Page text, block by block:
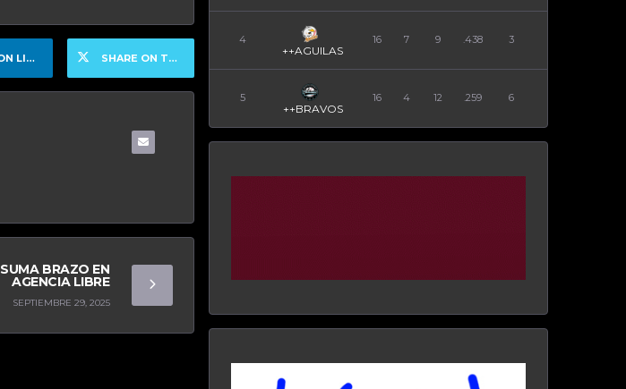
SHARE ON TWITTER
BRAZO EN
AGENCIA LIBRE
SEPTIEMBRE 29, 2025
4
++AGUILAS
16 7 9 .438 3
5
++BRAVOS
16 4 12 .259 6